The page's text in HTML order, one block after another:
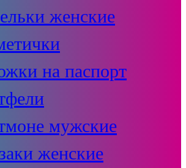
женские
на паспорт
мужские
женские